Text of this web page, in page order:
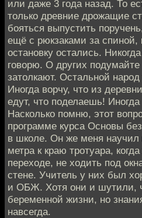
или даже 3 года назад. То
только древние дрожащие
бояться выпустить
ещё с рюкзаками за спиной,
остановку остались.
говорю. О других
затолкают. Остальной
Иногда ворчу, что из
едут, что поделаешь!
Насколько помню, этот
программе курса Основы
в школе. Он же меня научил
метра к краю тротуара,
переходе, не ходить под
стене. Учитель у них был
и ОБЖ. Хотя они и шутили,
беременной жизни, но
навсегда.